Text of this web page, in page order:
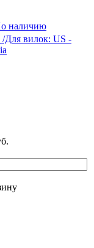
наличию
/Для вилок: US -